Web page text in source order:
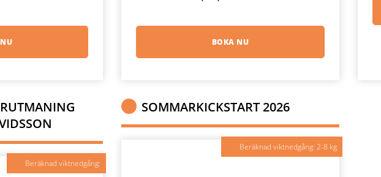
BOKA NU
Beräknad viktnedgång:
SOMMARKICKSTART 2026
Beräknad viktnedgång: 2-8 kg